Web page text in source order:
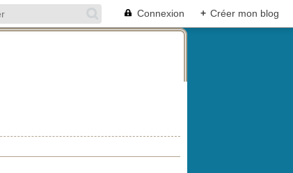
Connexion + Créer mon blog